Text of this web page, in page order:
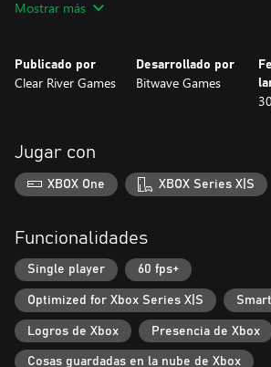
Una banda sonora legendaria
melodías desde cero y ha versionado otros
La dirección creativa de la banda sonora
Cahndlerby y se grabó en directo, en Suecia,
Un éxito de antaño
El juego Gimmick! original se lanzó para
localizó y se lanzó en Occidente, pero solo
esto unido al hecho de que las físicas del
convirtiera en un título legendario. Por eso lo
la oportunidad de probar.
Mostrar más
Publicado por
Clear River Games
Desarrollado por
Bitwave Games
Jugar con
XBOX One XBOX Series X|S
Funcionalidades
Single player 60 fps+
Optimized for Xbox Series X|S
Logros de Xbox Presencia de Xbox
Cosas guardadas en la nube de Xbox